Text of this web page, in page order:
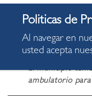
parques
15.05.2020
El municipio
ambulatorio
Al navegar en
usted acepta